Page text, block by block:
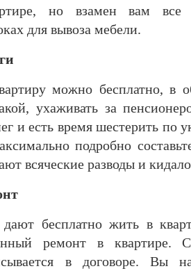
но взамен вам
для вывоза мебели.
можно бесплатно, в
ухаживать за
и есть время шестерить по
подробно
всяческие разводы и
дают бесплатно жить в
ремонт в квартире.
в договоре. Вы